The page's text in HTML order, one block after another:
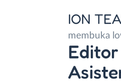
ION
membuka